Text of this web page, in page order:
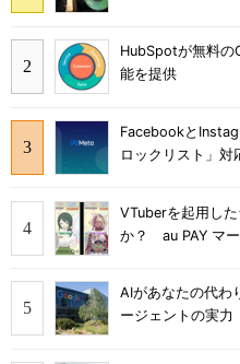
HubSpotが無料の
能を提供
Facebookと
ロックリスト」対
VTuberを起用し
か？ au PAY マ
AIがあなたの代
ージェントの実力